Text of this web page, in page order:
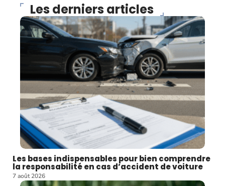
Les derniers articles
Les bases indispensables pour bien comprendre
la responsabilité en cas d’accident de voiture
7 août 2026